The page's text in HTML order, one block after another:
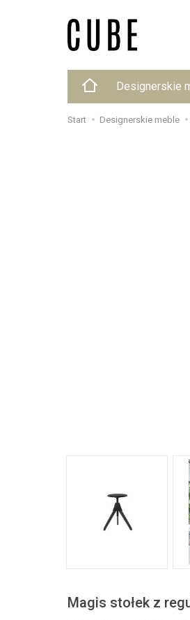
Designerskie
Start Designerskie meble
Magis stołek z